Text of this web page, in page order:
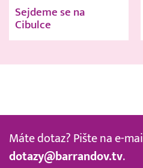
Sejdeme se na
Cibulce
Máte dotaz? Pište na e-mail
dotazy@barrandov.tv.